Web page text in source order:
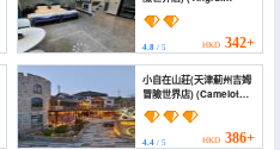
Homestay)
4.8/ 5 HKD 342+
小自在山莊(天津薊州吉姆
冒險世界店) (Camelot
Hotel)
4.4/ 5 HKD 386+